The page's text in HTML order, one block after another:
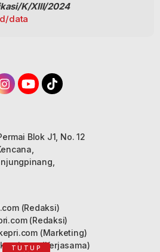
K/XIII/2024
data
Blok J1, No. 12
(Redaksi)
(Redaksi)
(Marketing)
(Kerjasama)
TUTUP